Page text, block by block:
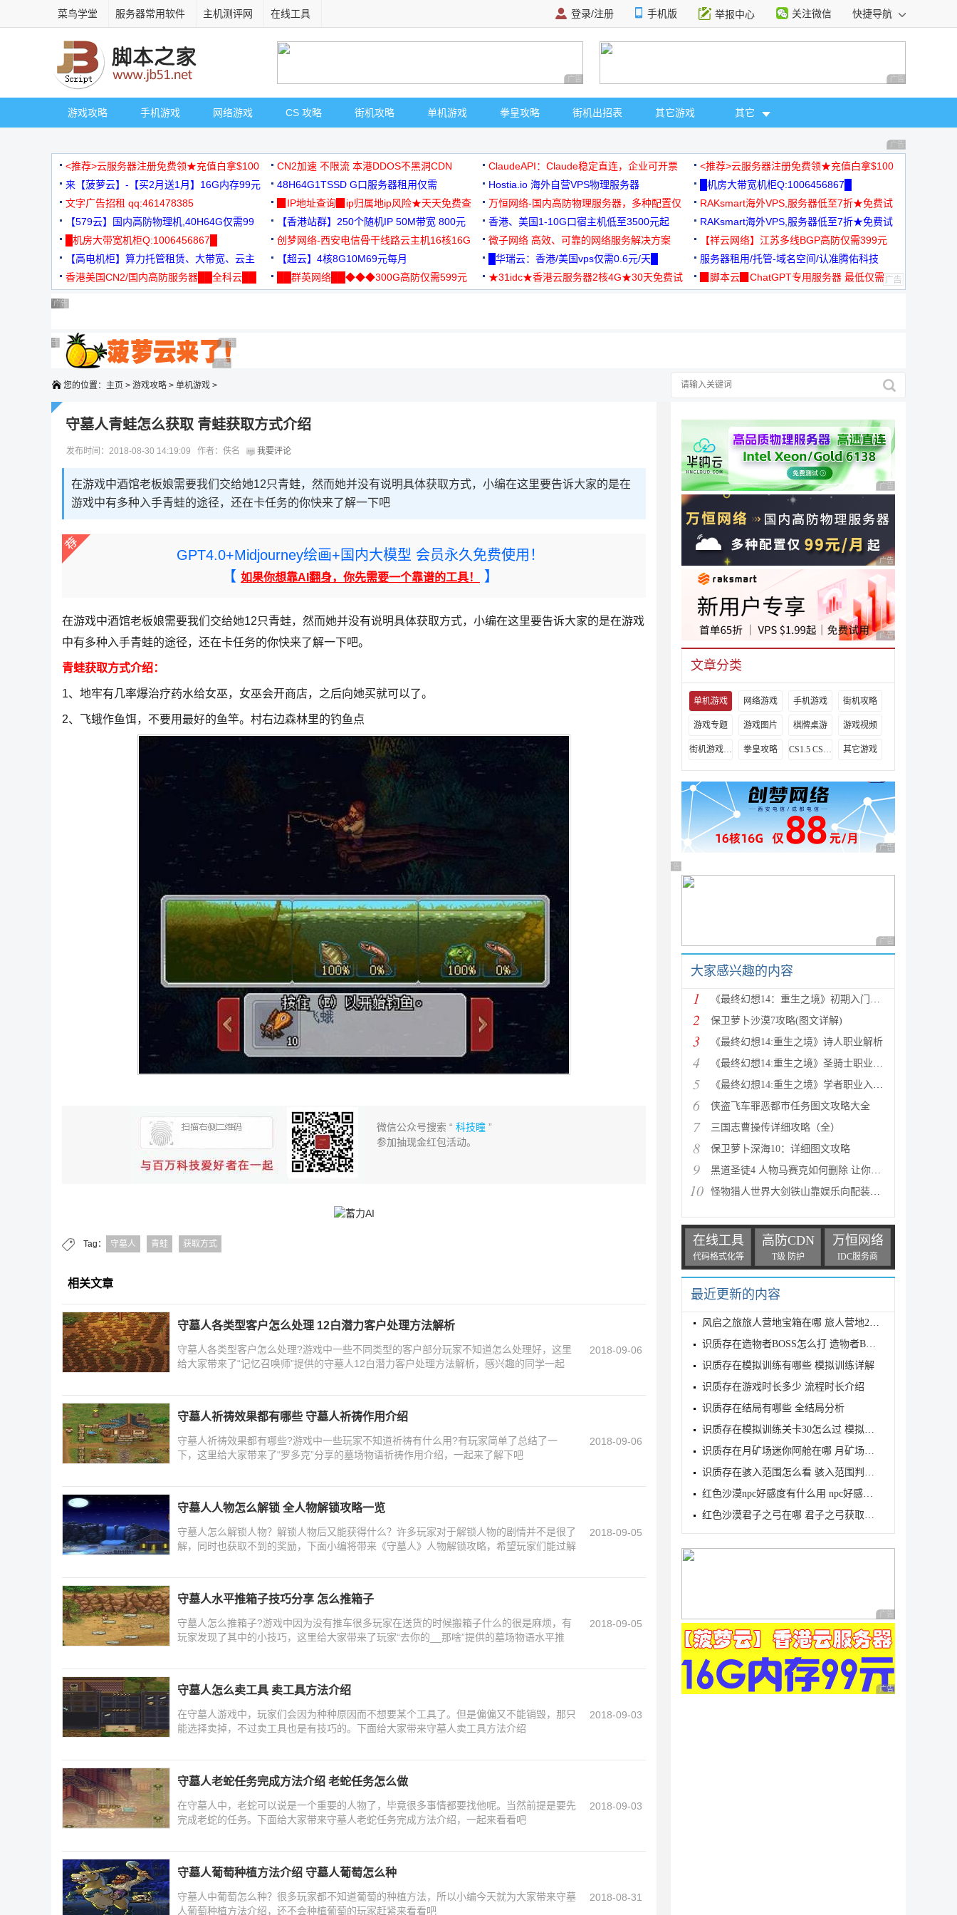
菜鸟学堂 服务器常用软件 主机测评网 在线工具 登录/注册 手机版 举报中心 关注微信 快捷导航
广告 商业广告，理性选择 广告 商业广告，理
游戏攻略 手机游戏 网络游戏 CS 攻略 街机攻略 单机游戏 拳皇攻略 街机出招表 其它游戏 其它
广告 商业广告，理
<推荐>云服务器注册免费领★充值白拿$100 CN2加速 不限流 本港DDOS不黑洞CDN ClaudeAPI：Claude稳定直连，企业可开票
<推荐>云服务器注册免费领★充值白拿$100
来【菠萝云】-【买2月送1月】16G内存99元
48H64G1TSSD G口服务器租用仅需
3000+可免费测试
Hostia.io 海外自营VPS物理服务器
█机房大带宽机柜Q:1006456867█
文字广告招租 qq:461478385
▉IP地址查询▉ip归属地ip风险★天天免费查
万恒网络-国内高防物理服务器，多种配置仅
99元/月起
RAKsmart海外VPS,服务器低至7折★免费试
用★
【579云】国内高防物理机,40H64G仅需99
元
【香港站群】250个随机IP 50M带宽 800元 香港、美国1-10G口宿主机低至3500元起
RAKsmart海外VPS,服务器低至7折★免费试
用★
█机房大带宽机柜Q:1006456867█
创梦网络-西安电信骨干线路云主机16核16G
88元/月
微子网络 高效、可靠的网络服务解决方案
【祥云网络】江苏多线BGP高防仅需399元
【高电机柜】算力托管租赁、大带宽、云主
机
【超云】4核8G10M69元每月 █华瑞云：香港/美国vps仅需0.6元/天█
服务器租用/托管-域名空间/认准腾佑科技
香港美国CN2/国内高防服务器██全科云██
██群英网络██◆◆◆300G高防仅需599元
★31idc★香港云服务器2核4G★30天免费试
▉脚本云▉ChatGPT专用服务器 最低仅需
广告 商业广告，理性选择
广告 商业广告，理性选择
广告 商业广告，理性选择
广告 商业广告，理性选择
广告 商业广告，理性选择
广告 商业广告，理性选择
广告 商业广告，理性选择
广告 商业广告，理性选择
广告 商业广告，理性选择
广告 商业广告，理性选择
您的位置： 主页 > 游戏攻略 > 单机游戏 >
守墓人青蛙怎么获取 青蛙获取方式介绍
发布时间：2018-08-30 14:19:09 作者：佚名 我要评论
在游戏中酒馆老板娘需要我们交给她12只青蛙，然而她并没有说明具体获取方式，小编在这里要告诉大家的是在
游戏中有多种入手青蛙的途径，还在卡任务的你快来了解一下吧
GPT4.0+Midjourney绘画+国内大模型 会员永久免费使用！
【 如果你想靠AI翻身，你先需要一个靠谱的工具！ 】
在游戏中酒馆老板娘需要我们交给她12只青蛙，然而她并没有说明具体获取方式，小编在这里要告诉大家的是在游戏
中有多种入手青蛙的途径，还在卡任务的你快来了解一下吧。
青蛙获取方式介绍：
1、地牢有几率爆治疗药水给女巫，女巫会开商店，之后向她买就可以了。
2、飞蛾作鱼饵，不要用最好的鱼竿。村右边森林里的钓鱼点
微信公众号搜索 “科技瞳 ”
参加抽现金红包活动。
Tag： 守墓人 青蛙 获取方式
相关文章
守墓人各类型客户怎么处理 12白潜力客户处理方法解析
守墓人各类型客户怎么处理?游戏中一些不同类型的客户部分玩家不知道怎么处理好，这里
给大家带来了“记忆召唤师”提供的守墓人12白潜力客户处理方法解析，感兴趣的同学一起
2018-09-06
守墓人祈祷效果都有哪些 守墓人祈祷作用介绍
守墓人祈祷效果都有哪些?游戏中一些玩家不知道祈祷有什么用?有玩家简单了总结了一
下，这里给大家带来了“罗多克”分享的墓场物语祈祷作用介绍，一起来了解下吧
2018-09-06
守墓人人物怎么解锁 全人物解锁攻略一览
守墓人怎么解锁人物？解锁人物后又能获得什么？许多玩家对于解锁人物的剧情并不是很了
解，同时也获取不到的奖励，下面小编将带来《守墓人》人物解锁攻略，希望玩家们能过解
2018-09-05
守墓人水平推箱子技巧分享 怎么推箱子
守墓人怎么推箱子?游戏中因为没有推车很多玩家在送货的时候搬箱子什么的很是麻烦，有
玩家发现了其中的小技巧，这里给大家带来了玩家“去你的__那啥”提供的墓场物语水平推
2018-09-05
守墓人怎么卖工具 卖工具方法介绍
在守墓人游戏中，玩家们会因为种种原因而不想要某个工具了。但是偏偏又不能销毁，那只
能选择卖掉，不过卖工具也是有技巧的。下面给大家带来守墓人卖工具方法介绍
2018-09-03
守墓人老蛇任务完成方法介绍 老蛇任务怎么做
在守墓人中，老蛇可以说是一个重要的人物了，毕竟很多事情都要找他呢。当然前提是要先
完成老蛇的任务。下面给大家带来守墓人老蛇任务完成方法介绍，一起来看看吧
2018-09-03
守墓人葡萄种植方法介绍 守墓人葡萄怎么种
守墓人中葡萄怎么种？很多玩家都不知道葡萄的种植方法，所以小编今天就为大家带来守墓
人葡萄种植方法介绍，还不会种植葡萄的玩家赶紧来看看吧
2018-08-31
广告 商业广告，理性
广告 商业广告，理性
广告 商业广告，理性
文章分类
单机游戏 网络游戏 手机游戏 街机攻略
游戏专题 游戏图片 棋牌桌游 游戏视频
街机游戏出招表 拳皇攻略 CS1.5 CS1.6攻略 其它游戏
广告 商业广告，理性
广告 商业广告，理性选择
广告 商业广告，理性
大家感兴趣的内容
1 《最终幻想14：重生之境》初期入门指南
2 保卫萝卜沙漠7攻略(图文详解)
3 《最终幻想14:重生之境》诗人职业解析
4 《最终幻想14:重生之境》圣骑士职业解析
5 《最终幻想14:重生之境》学者职业入门指南
6 侠盗飞车罪恶都市任务图文攻略大全
7 三国志曹操传详细攻略（全）
8 保卫萝卜深海10：详细图文攻略
9 黑道圣徒4 人物马赛克如何删除 让你满足色狼的需求
10 怪物猎人世界大剑铁山靠娱乐向配装分享
在线工具
代码格式化等
高防CDN
T级 防护
万恒网络
IDC服务商
最近更新的内容
风启之旅旅人营地宝箱在哪 旅人营地2个宝箱位置介绍
识质存在造物者BOSS怎么打 造物者BOSS打法介绍
识质存在模拟训练有哪些 模拟训练详解
识质存在游戏时长多少 流程时长介绍
识质存在结局有哪些 全结局分析
识质存在模拟训练关卡30怎么过 模拟训练关卡30三星攻
识质存在月矿场迷你阿舱在哪 月矿场迷你阿舱位置介绍
识质存在骇入范围怎么看 骇入范围判定查看方法
红色沙漠npc好感度有什么用 npc好感度作用介绍
红色沙漠君子之弓在哪 君子之弓获取地点及属性介绍
广告 商业广告，理性
广告 商业广告，理性